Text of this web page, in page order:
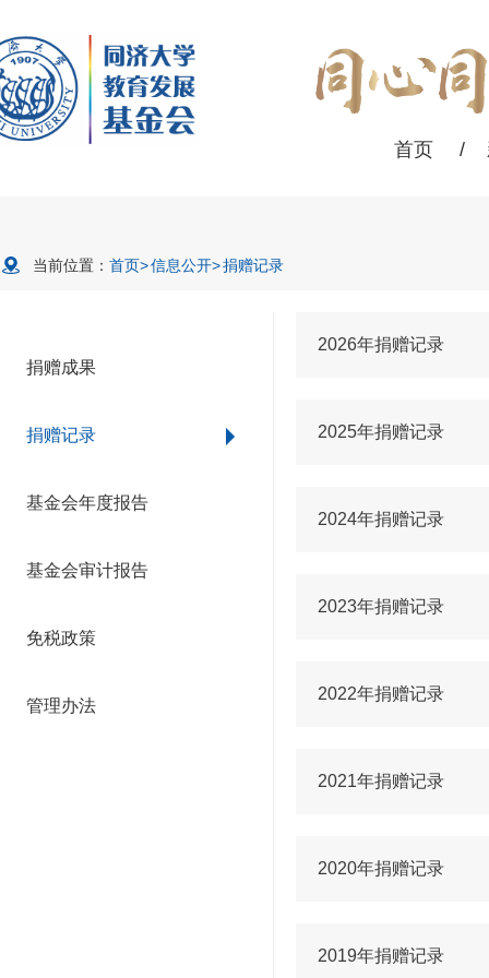
首页 /
当前位置： 首页>信息公开>捐赠记录
捐赠成果
捐赠记录
基金会年度报告
基金会审计报告
免税政策
管理办法
2026年捐赠记录
2025年捐赠记录
2024年捐赠记录
2023年捐赠记录
2022年捐赠记录
2021年捐赠记录
2020年捐赠记录
2019年捐赠记录